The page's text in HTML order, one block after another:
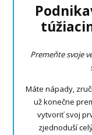
Premeňte svoje
Máte nápady,
už konečne
vytvoriť svoj
zjednoduší